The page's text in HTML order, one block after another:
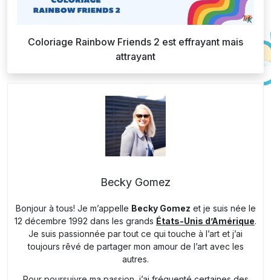
Coloriage Rainbow Friends 2 est effrayant mais
attrayant
Becky Gomez
Bonjour à tous! Je m’appelle Becky Gomez et je suis née le
12 décembre 1992 dans les grands États-Unis d’Amérique.
Je suis passionnée par tout ce qui touche à l’art et j’ai
toujours rêvé de partager mon amour de l’art avec les
autres.